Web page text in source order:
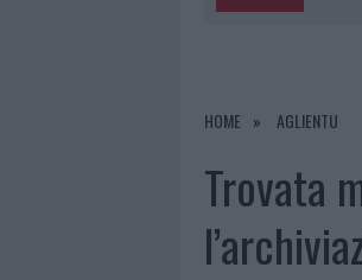
7 AGOSTO 2026 |
HOME AGLIENTU
Trovata